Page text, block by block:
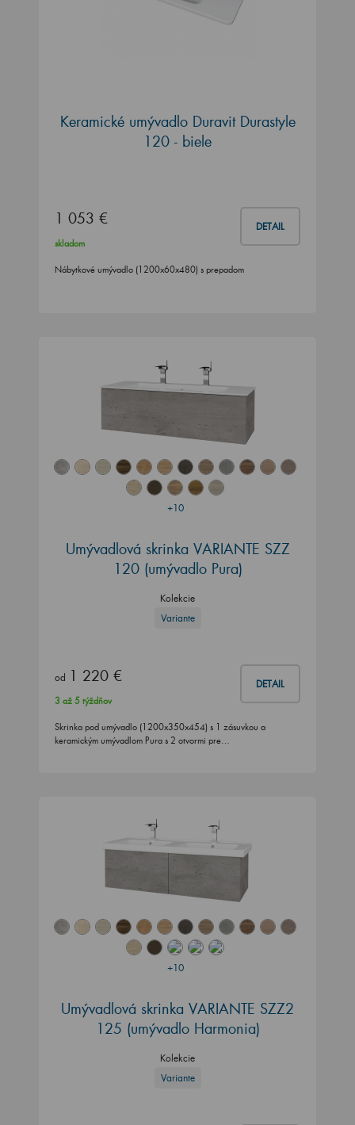
Keramické umývadlo Duravit Durastyle
120 - biele
1 053 € DETAIL
skladom
Nábytkové umývadlo (1200x60x480) s prepadom
+10
Umývadlová skrinka VARIANTE SZZ
120 (umývadlo Pura)
Kolekcie
Variante
od 1 220 € DETAIL
3 až 5 týždňov
Skrinka pod umývadlo (1200x350x454) s 1 zásuvkou a
keramickým umývadlom Pura s 2 otvormi pre…
+10
Umývadlová skrinka VARIANTE SZZ2
125 (umývadlo Harmonia)
Kolekcie
Variante